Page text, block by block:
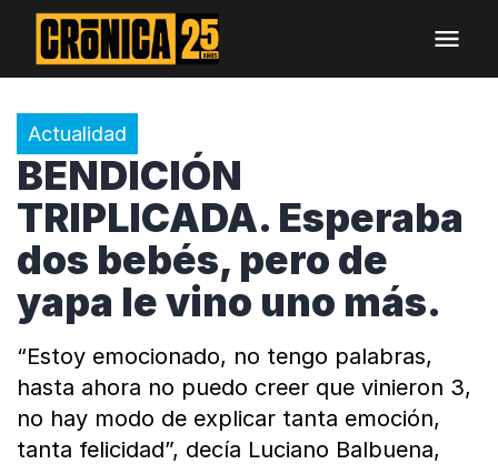
Actualidad
BENDICIÓN
TRIPLICADA. Esperaba
dos bebés, pero de
yapa le vino uno más.
“Estoy emocionado, no tengo palabras,
hasta ahora no puedo creer que vinieron 3,
no hay modo de explicar tanta emoción,
tanta felicidad”, decía Luciano Balbuena,